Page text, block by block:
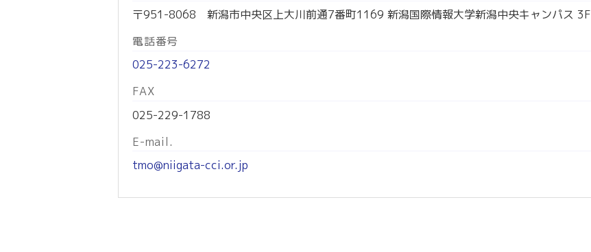
〒951-8068 新潟市中央区上大川前通7番町1169 新潟国際情報大学新潟中央キャンパス 3F
電話番号
025-223-6272
FAX
025-229-1788
E-mail.
tmo@niigata-cci.or.jp